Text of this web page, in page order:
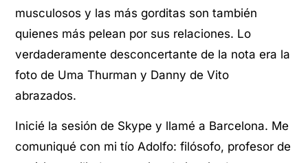
musculosos y las más gorditas son también
quienes más pelean por sus relaciones. Lo
verdaderamente desconcertante de la nota era la
foto de Uma Thurman y Danny de Vito
abrazados.
Inicié la sesión de Skype y llamé a Barcelona. Me
comuniqué con mi tío Adolfo: filósofo, profesor de